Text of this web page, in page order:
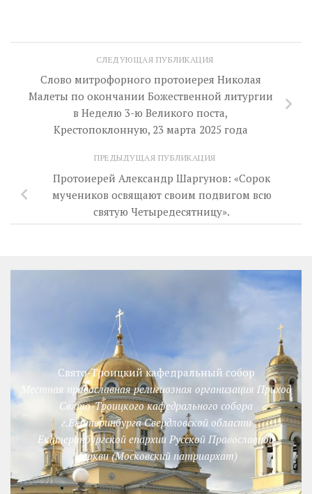
СЛЕДУЮЩАЯ ПУБЛИКАЦИЯ
Слово митрофорного протоиерея Николая
Малеты по окончании Божественной литургии
в Неделю 3-ю Великого поста,
Крестопоклонную, 23 марта 2025 года
ПРЕДЫДУЩАЯ ПУБЛИКАЦИЯ
Протоиерей Александр Шаргунов: «Сорок
мучеников освящают своим подвигом всю
святую Четыредесятницу».
Свято-Троицкий кафедральный собор
Местная православная религиозная организация Приход
Свято-Троицкого кафедрального собора
г.Екатеринбурга Свердловской области
Екатеринбургской епархии Русской Православной
Церкви (Московский патриархат)